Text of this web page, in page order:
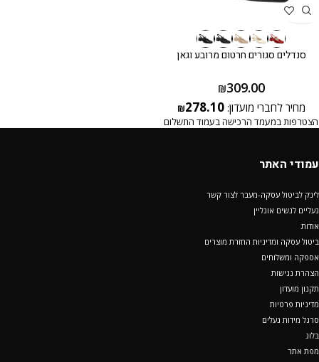
סנדלים סגורים חרטום מרובע וגאן
₪309.00
מחיר לחברי מועדון: ₪278.10
הצטרפות במעמד הרכישה בעמוד התשלום
עמודי האתר
לינק לביטול עסקה-מעבר לצור קשר
נעליים לנשים אונליין
אודות
ביטול עסקה ומדיניות החזרת מוצרים
אספקה ומשלוחים
הצהרת נגישות
תקנון מועדון
מדיניות פרטיות
סרגל מידות נעלים
בלוג
מפת אתר